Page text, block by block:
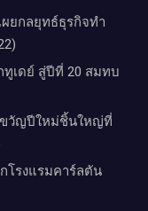
ผยกลยุทธ์ธุรกิจทำ
ทูเดย์ สู่ปีที่ 20 สมทบ
วัญปีใหม่ชิ้นใหญ่ที่
โรงแรมคาร์ลตัน